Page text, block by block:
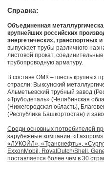
Справка:
Объединенная
крупнейших российских
энергетических,
выпускает трубы различного
листовой прокат,
трубопроводную арматуру.
В составе ОМК – шесть крупных
отрасли: Выксунский
Альметьевский трубный завод
«Трубодеталь» (Челябинская
(Нижегородская область),
(Республика Башкортостан) и
Среди основных потребителей
зарубежные компании:
«ЛУКОЙЛ», «Транснефть»,
ExxonMobil, RoyalDutch/Shell,
поставляется более чем в 30